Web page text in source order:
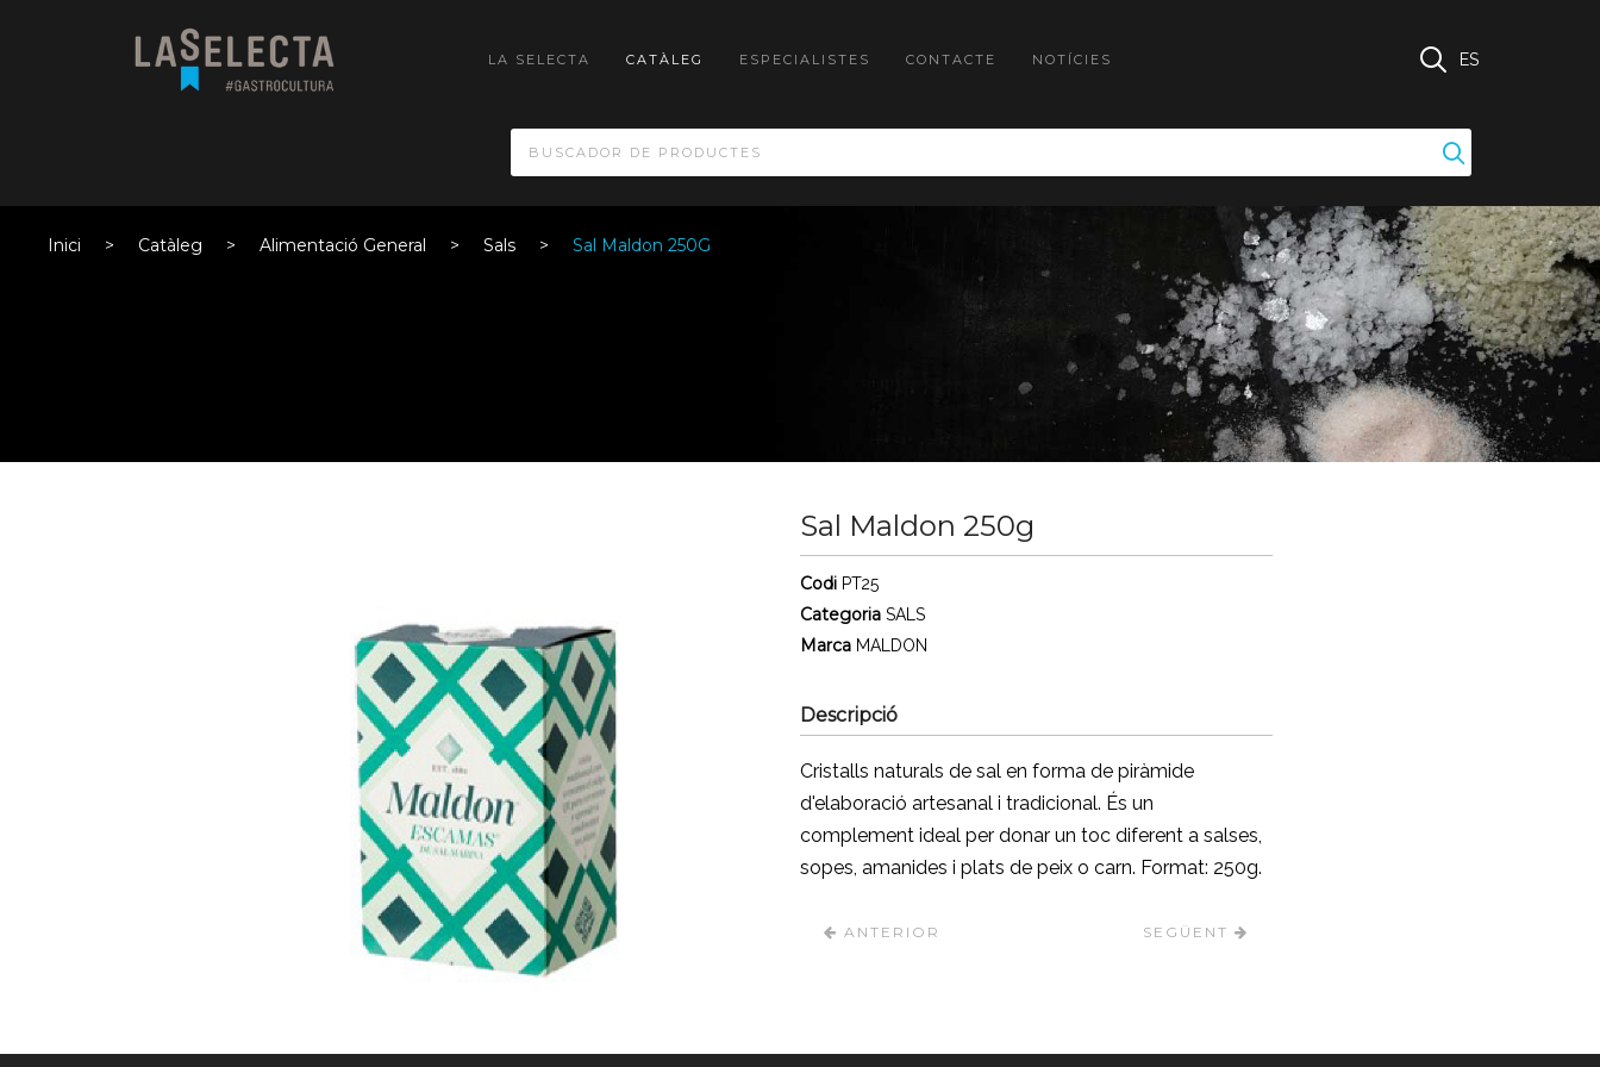
LA SELECTA CATÀLEG ESPECIALISTES CONTACTE NOTÍCIES ES
Inici Catàleg Alimentació General Sals Sal Maldon 250G
Sal Maldon 250g
Codi PT25
Categoria SALS
Marca MALDON
Descripció
Cristalls naturals de sal en forma de piràmide
d'elaboració artesanal i tradicional. És un
complement ideal per donar un toc diferent a salses,
sopes, amanides i plats de peix o carn. Format: 250g.
ANTERIOR SEGÜENT